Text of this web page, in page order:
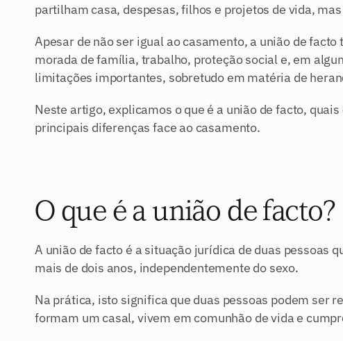
partilham casa, despesas, filhos e projetos de vida,
Apesar de não ser igual ao casamento, a união de
morada de família, trabalho, proteção social e, em
limitações importantes, sobretudo em matéria de
Neste artigo, explicamos o que é a união de facto,
principais diferenças face ao casamento.
O que é a união de facto?
A união de facto é a situação jurídica de duas pessoas
mais de dois anos, independentemente do sexo.
Na prática, isto significa que duas pessoas podem ser
formam um casal, vivem em comunhão de vida e